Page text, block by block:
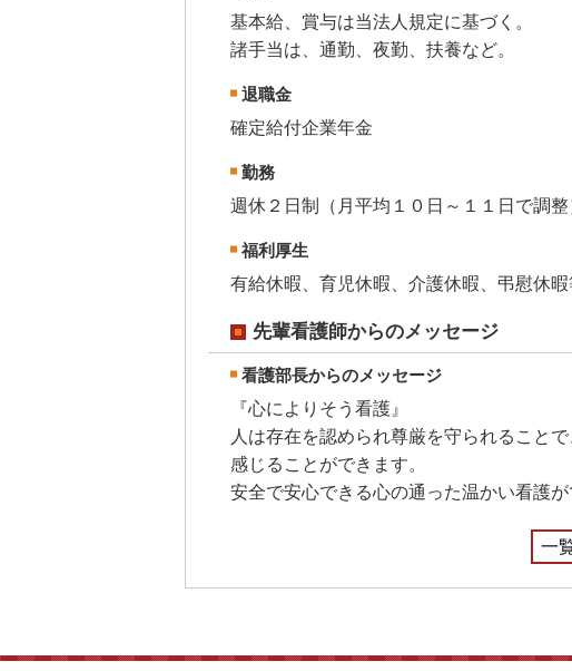
基本給、賞与は当法人規定に基づく。
諸手当は、通勤、夜勤、扶養など。
退職金
確定給付企業年金
勤務
週休２日制（月平均１０日～１１日で調整
福利厚生
有給休暇、育児休暇、介護休暇、弔慰休暇
先輩看護師からのメッセージ
看護部長からのメッセージ
『心によりそう看護』
人は存在を認められ尊厳を守られること
感じることができます。
安全で安心できる心の通った温かい看護が
一